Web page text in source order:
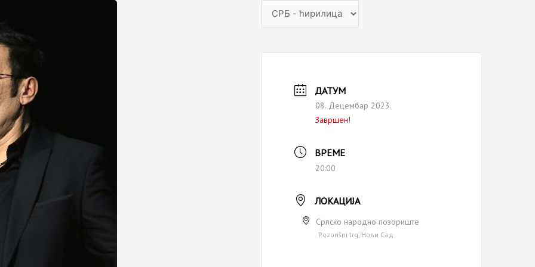
ДАТУМ
08. Децембар 2023.
Завршен!
ВРЕМЕ
20:00
ЛОКАЦИЈА
Српско народно позориште
Pozorišni trg, Нови Сад